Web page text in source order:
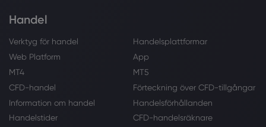
Handel
Verktyg för handel
Handelsplattformar
Web Platform
App
MT4
MT5
CFD-handel
Förteckning över CFD-tillgångar
Information om handel
Handelsförhållanden
Handelstider
CFD-handelsräknare